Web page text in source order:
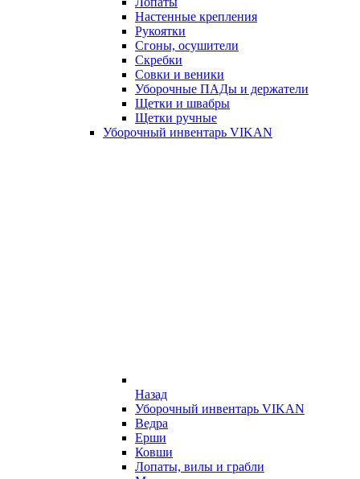
Настенные крепления
Рукоятки
Сгоны, осушители
Скребки
Совки и веники
Уборочные ПАДы и держатели
Щетки и швабры
Щетки ручные
Уборочный инвентарь VIKAN
Назад
Уборочный инвентарь VIKAN
Ведра
Ерши
Ковши
Лопаты, вилы и грабли